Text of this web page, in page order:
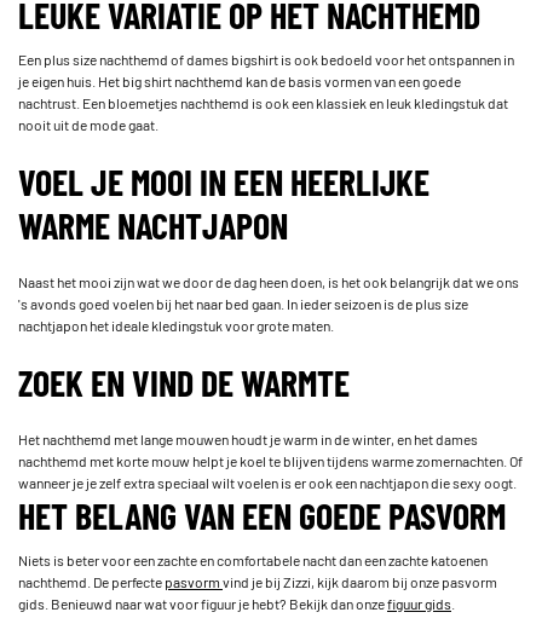
LEUKE VARIATIE OP HET NACHTHEMD
Een plus size nachthemd of dames bigshirt is ook bedoeld voor het ontspannen in
je eigen huis. Het big shirt nachthemd kan de basis vormen van een goede
nachtrust. Een bloemetjes nachthemd is ook een klassiek en leuk kledingstuk dat
nooit uit de mode gaat.
VOEL JE MOOI IN EEN HEERLIJKE
WARME NACHTJAPON
Naast het mooi zijn wat we door de dag heen doen, is het ook belangrijk dat we ons
's avonds goed voelen bij het naar bed gaan. In ieder seizoen is de plus size
nachtjapon het ideale kledingstuk voor grote maten.
ZOEK EN VIND DE WARMTE
Het nachthemd met lange mouwen houdt je warm in de winter, en het dames
nachthemd met korte mouw helpt je koel te blijven tijdens warme zomernachten. Of
wanneer je je zelf extra speciaal wilt voelen is er ook een nachtjapon die sexy oogt.
HET BELANG VAN EEN GOEDE PASVORM
Niets is beter voor een zachte en comfortabele nacht dan een zachte katoenen
nachthemd. De perfectepasvormvind je bij Zizzi, kijk daarom bij onze pasvorm
gids. Benieuwd naar wat voor figuur je hebt? Bekijk dan onzefiguur gids